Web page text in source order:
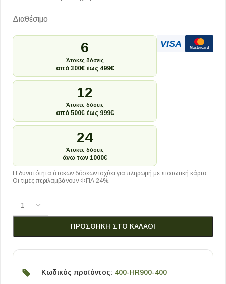
Διαθέσιμο
6
Άτοκες δόσεις
από 300€ έως 499€
12
Άτοκες δόσεις
από 500€ έως 999€
24
Άτοκες δόσεις
άνω των 1000€
VISA Mastercard
Η δυνατότητα άτοκων δόσεων ισχύει για πληρωμή με πιστωτική κάρτα.
Οι τιμές περιλαμβάνουν ΦΠΑ 24%.
ΠΡΟΣΘΉΚΗ ΣΤΟ ΚΑΛΆΘΙ
Κωδικός προϊόντος: 400-HR900-400